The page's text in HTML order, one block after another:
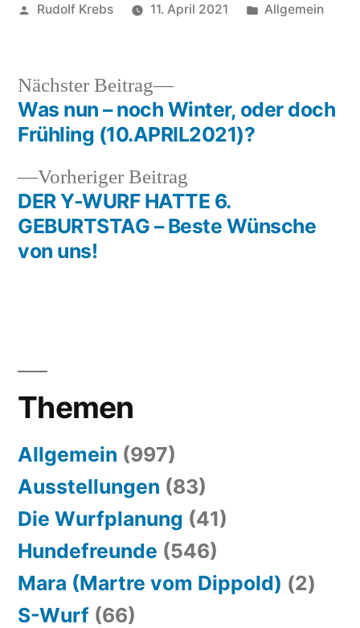
Veröffentlicht
Rudolf Krebs 11. April 2021
Veröffentlicht
Allgemein
Beitragsnavigation
Vorheriger Beitrag
Beitrag:
DER Y-WURF HATTE 6.
GEBURTSTAG – Beste Wünsche
von uns!
Nächster Beitrag
Nächster
Beitrag:
Was nun – noch Winter, oder doch
Frühling (10.APRIL2021)?
Themen
Allgemein (997)
Ausstellungen (83)
Die Wurfplanung (41)
Hundefreunde (546)
Mara (Martre vom Dippold) (2)
S-Wurf (66)